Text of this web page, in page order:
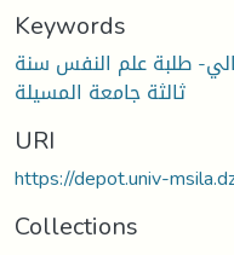
Keywords
طلبة علم النفس سنة
ثالثة جامعة المسيلة
URI
https://depot.univ-
Collections